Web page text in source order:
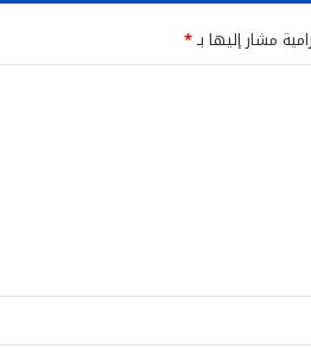
مشار إليها بـ*